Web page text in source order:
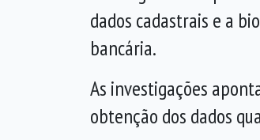
dados cadastrais e a
bancária.
As investigações
obtenção dos dados